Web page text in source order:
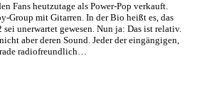
Fans heutzutage als Power-Pop verkauft.
Group mit Gitarren. In der Bio heißt es, das
unerwartet gewesen. Nun ja: Das ist relativ.
aber deren Sound. Jeder der eingängigen,
radiofreundlich…